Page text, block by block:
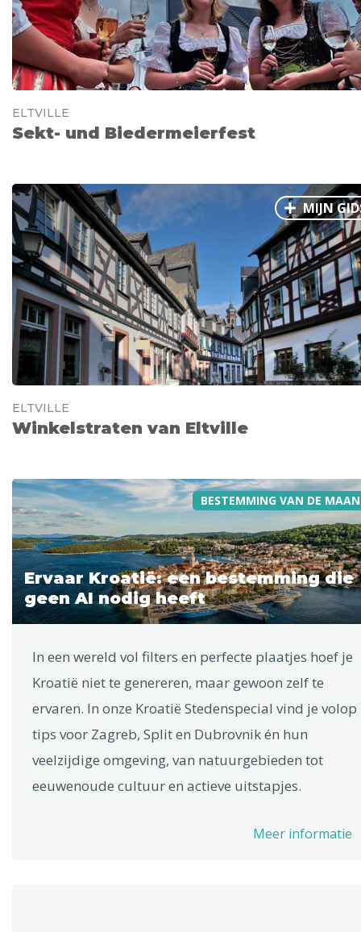
ELTVILLE
Sekt- und Biedermeierfest
MIJN
ELTVILLE
Winkelstraten van Eltville
BESTEMMING VAN DE
Ervaar Kroatië: een bestemming die
geen AI nodig heeft
In een wereld vol filters en perfecte plaatjes hoef je
Kroatië niet te genereren, maar gewoon zelf te
ervaren. In onze Kroatië Stedenspecial vind je volop
tips voor Zagreb, Split en Dubrovnik én hun
veelzijdige omgeving, van natuurgebieden tot
eeuwenoude cultuur en actieve uitstapjes.
Meer informatie